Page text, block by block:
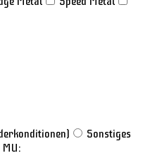
Sonstiges